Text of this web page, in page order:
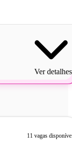
Ver detalhes
11 vagas